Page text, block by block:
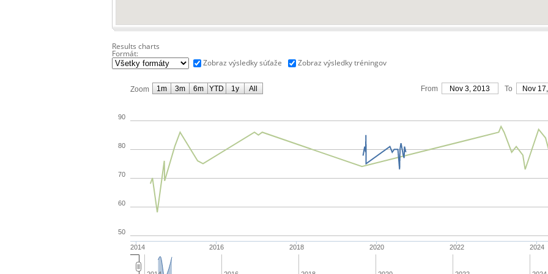
Results charts
Formát:
Zobraz výsledky súťaže
Zobraz výsledky tréningov
Zoom From Nov 3, 2013 To Nov
2014 2016 2018 2020 2022 2024
50
60
70
80
90
1m 3m 6m YTD 1y All